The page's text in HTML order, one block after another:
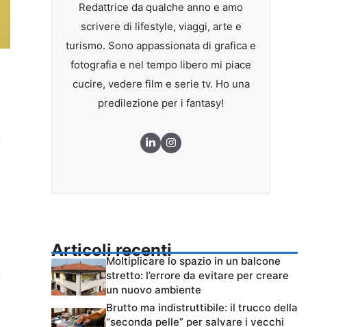
Redattrice da qualche anno e amo
scrivere di lifestyle, viaggi, arte e
turismo. Sono appassionata di grafica e
fotografia e nel tempo libero mi piace
cucire, vedere film e serie tv. Ho una
predilezione per i fantasy!
Articoli recenti
Moltiplicare lo spazio in un balcone
stretto: l’errore da evitare per creare
un nuovo ambiente
Brutto ma indistruttibile: il trucco della
“seconda pelle” per salvare i vecchi